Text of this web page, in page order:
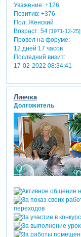
Уважение: +126
Позитив: +376
Пол:Женский
Возраст:54 [1971-12-25]
Провел на форуме:
12 дней 17 часов
Последний визит:
17-02-2022 08:34:41
Лиечка
Долгожитель